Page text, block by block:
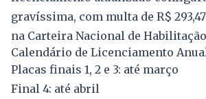
gravíssima, com multa de R$
na Carteira Nacional de Habilitação
Calendário de Licenciamento
Placas finais 1, 2 e 3: até março
Final 4: até abril